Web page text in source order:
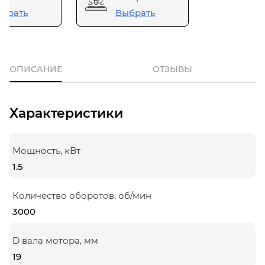
Выбрать
ОПИСАНИЕ ОТЗЫВЫ
Характеристики
Мощность, кВт
1.5
Количество оборотов, об/мин
3000
D вала мотора, мм
19